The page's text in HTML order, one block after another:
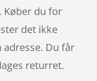
Køber du for
det ikke
Du får
returret.